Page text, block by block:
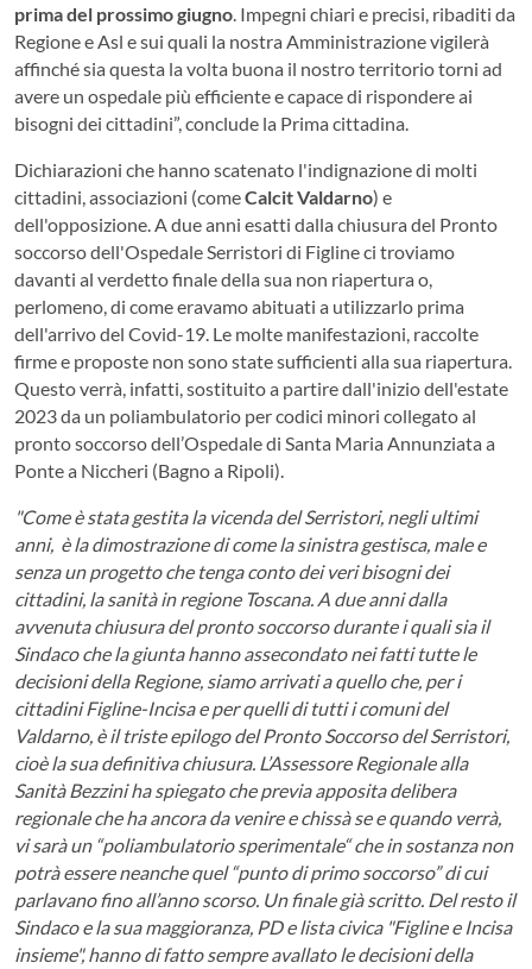
prima del prossimo giugno. Impegni chiari e precisi, ribaditi da
Regione e Asl e sui quali la nostra Amministrazione vigilerà
affinché sia questa la volta buona il nostro territorio torni ad
avere un ospedale più efficiente e capace di rispondere ai
bisogni dei cittadini”, conclude la Prima cittadina.
Dichiarazioni che hanno scatenato l'indignazione di molti
cittadini, associazioni (comeCalcit Valdarno) e
dell'opposizione. A due anni esatti dalla chiusura del Pronto
soccorso dell'Ospedale Serristori di Figline ci troviamo
davanti al verdetto finale della sua non riapertura o,
perlomeno, di come eravamo abituati a utilizzarlo prima
dell'arrivo del Covid-19. Le molte manifestazioni, raccolte
firme e proposte non sono state sufficienti alla sua riapertura.
Questo verrà, infatti, sostituito a partire dall'inizio dell'estate
2023 da un poliambulatorio per codici minori collegato al
pronto soccorso dell’Ospedale di Santa Maria Annunziata a
Ponte a Niccheri (Bagno a Ripoli).
"Come è stata gestita la vicenda del Serristori, negli ultimi
anni, è la dimostrazione di come la sinistra gestisca, male e
senza un progetto che tenga conto dei veri bisogni dei
cittadini, la sanità in regione Toscana. A due anni dalla
avvenuta chiusura del pronto soccorso durante i quali sia il
Sindaco che la giunta hanno assecondato nei fatti tutte le
decisioni della Regione, siamo arrivati a quello che, per i
cittadini Figline-Incisa e per quelli di tutti i comuni del
Valdarno, è il triste epilogo del Pronto Soccorso del Serristori,
cioè la sua definitiva chiusura. L’Assessore Regionale alla
Sanità Bezzini ha spiegato che previa apposita delibera
regionale che ha ancora da venire e chissà se e quando verrà,
vi sarà un “poliambulatorio sperimentale“ che in sostanza non
potrà essere neanche quel “punto di primo soccorso” di cui
parlavano fino all’anno scorso. Un finale già scritto. Del resto il
Sindaco e la sua maggioranza, PD e lista civica "Figline e Incisa
insieme", hanno di fatto sempre avallato le decisioni della